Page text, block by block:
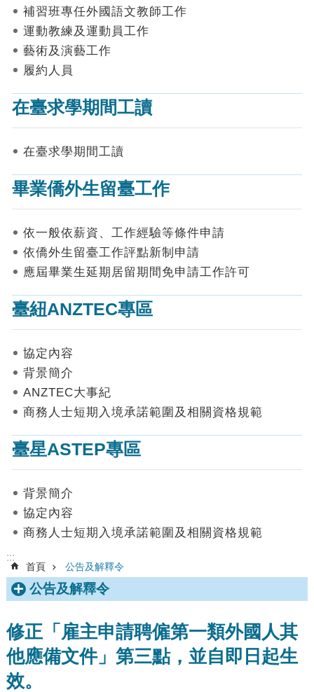
申
請
表
上
申
請
請
進
詢
見
答
統
數
據
首
網
站
覽
絡
我
們
English
隱
私
權
及
資
補習班專任外國語文教師工作
運動教練及運動員工作
藝術及演藝工作
履約人員
在臺求學期間工讀
在臺求學期間工讀
畢業僑外生留臺工作
依一般依薪資、工作經驗等條件申請
依僑外生留臺工作評點新制申請
應屆畢業生延期居留期間免申請工作許可
臺紐ANZTEC專區
協定內容
背景簡介
ANZTEC大事紀
商務人士短期入境承諾範圍及相關資格規範
臺星ASTEP專區
背景簡介
協定內容
商務人士短期入境承諾範圍及相關資格規範
:::
首頁 公告及解釋令
公告及解釋令
修正「雇主申請聘僱第一類外國人其
他應備文件」第三點，並自即日起生
效。